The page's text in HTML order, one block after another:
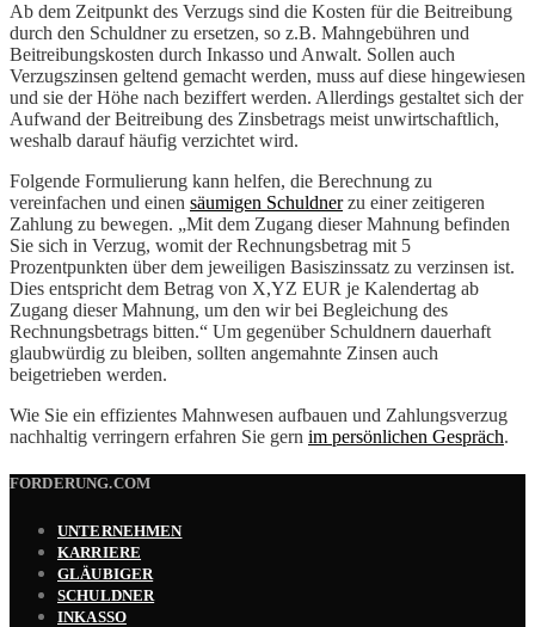
Ab dem Zeitpunkt des Verzugs sind die Kosten für die Beitreibung
durch den Schuldner zu ersetzen, so z.B. Mahngebühren und
Beitreibungskosten durch Inkasso und Anwalt. Sollen auch
Verzugszinsen geltend gemacht werden, muss auf diese hingewiesen
und sie der Höhe nach beziffert werden. Allerdings gestaltet sich der
Aufwand der Beitreibung des Zinsbetrags meist unwirtschaftlich,
weshalb darauf häufig verzichtet wird.
Folgende Formulierung kann helfen, die Berechnung zu
vereinfachen und einen säumigen Schuldnerzu einer zeitigeren
Zahlung zu bewegen. „Mit dem Zugang dieser Mahnung befinden
Sie sich in Verzug, womit der Rechnungsbetrag mit 5
Prozentpunkten über dem jeweiligen Basiszinssatz zu verzinsen ist.
Dies entspricht dem Betrag von X,YZ EUR je Kalendertag ab
Zugang dieser Mahnung, um den wir bei Begleichung des
Rechnungsbetrags bitten.“ Um gegenüber Schuldnern dauerhaft
glaubwürdig zu bleiben, sollten angemahnte Zinsen auch
beigetrieben werden.
Wie Sie ein effizientes Mahnwesen aufbauen und Zahlungsverzug
nachhaltig verringern erfahren Sie gern im persönlichen Gespräch.
FORDERUNG.COM
UNTERNEHMEN
KARRIERE
GLÄUBIGER
SCHULDNER
INKASSO